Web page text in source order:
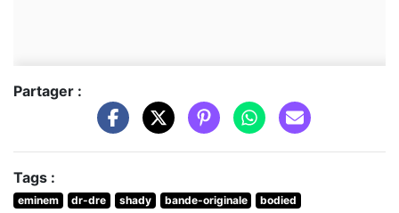
Partager :
Tags :
eminem dr-dre shady bande-originale
bodied